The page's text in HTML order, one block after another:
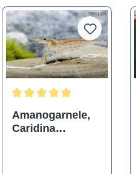
Amanogarnele,
Caridina